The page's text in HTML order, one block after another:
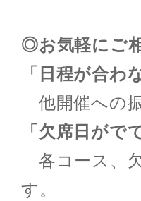
◎お気軽にご
「日程が合わ
他開催への
「欠席日がで
各コース、
す。